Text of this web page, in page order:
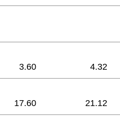
3.60 4.32
17.60 21.12